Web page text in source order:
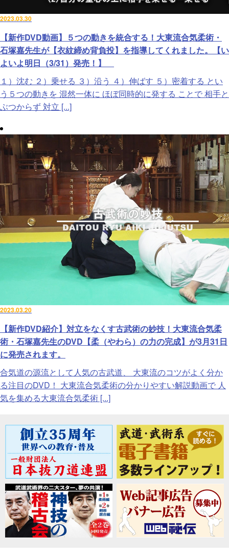
2023.03.30
【新作DVD動画】５つの動きを統合する！大東流合気柔術・
石塚嘉先生が【衣紋締め背負投】を指導してくれました。【い
よいよ明日（3/31）発売！】
１）沈む ２）乗せる ３）沿う ４）伸ばす ５）密着する とい
う５つの動きを 混然一体に ほぼ同時的に発する ことで 相手と
ぶつからず 対立 [...]
2023.03.20
【新作DVD紹介】対立をなくす古武術の妙技！大東流合気柔
術・石塚嘉先生のDVD【柔（やわら）の力の完成】が3月31日
に発売されます。
合気道の源流として人気の古武道、 大東流のコツがよく分か
る注目のDVD！ 大東流合気柔術の分かりやすい解説動画で 人
気を集める大東流合気柔術 [...]